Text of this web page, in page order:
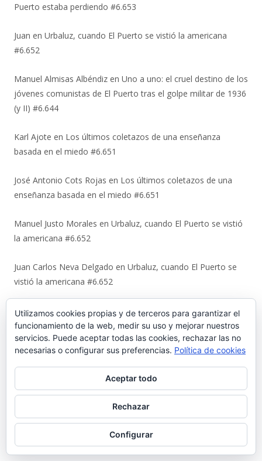
Puerto estaba perdiendo #6.653
Juan en Urbaluz, cuando El Puerto se vistió la americana
#6.652
Manuel Almisas Albéndiz en Uno a uno: el cruel destino de los
jóvenes comunistas de El Puerto tras el golpe militar de 1936
(y II) #6.644
Karl Ajote en Los últimos coletazos de una enseñanza
basada en el miedo #6.651
José Antonio Cots Rojas en Los últimos coletazos de una
enseñanza basada en el miedo #6.651
Manuel Justo Morales en Urbaluz, cuando El Puerto se vistió
la americana #6.652
Juan Carlos Neva Delgado en Urbaluz, cuando El Puerto se
vistió la americana #6.652
Magdalena Rodríguez LaraenUrbaluz, cuando El Puerto se
vistió la americana #6.652
Ir a Palabrario Porteño
Utilizamos cookies propias y de terceros para garantizar el
funcionamiento de la web, medir su uso y mejorar nuestros
servicios. Puede aceptar todas las cookies, rechazar las no
necesarias o configurar sus preferencias. Política de cookies
Aceptar todo
Rechazar
Configurar